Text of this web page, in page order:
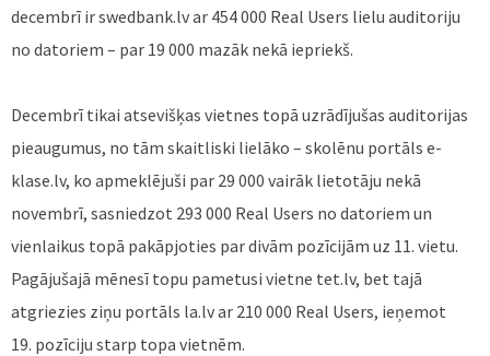
decembrī ir swedbank.lv ar 454 000 Real Users lielu auditoriju
no datoriem – par 19 000 mazāk nekā iepriekš.
Decembrī tikai atsevišķas vietnes topā uzrādījušas auditorijas
pieaugumus, no tām skaitliski lielāko – skolēnu portāls e-
klase.lv, ko apmeklējuši par 29 000 vairāk lietotāju nekā
novembrī, sasniedzot 293 000 Real Users no datoriem un
vienlaikus topā pakāpjoties par divām pozīcijām uz 11. vietu.
Pagājušajā mēnesī topu pametusi vietne tet.lv, bet tajā
atgriezies ziņu portāls la.lv ar 210 000 Real Users, ieņemot
19. pozīciju starp topa vietnēm.